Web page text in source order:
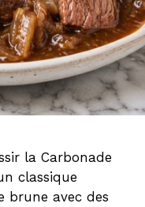
la Carbonade
classique
brune avec des